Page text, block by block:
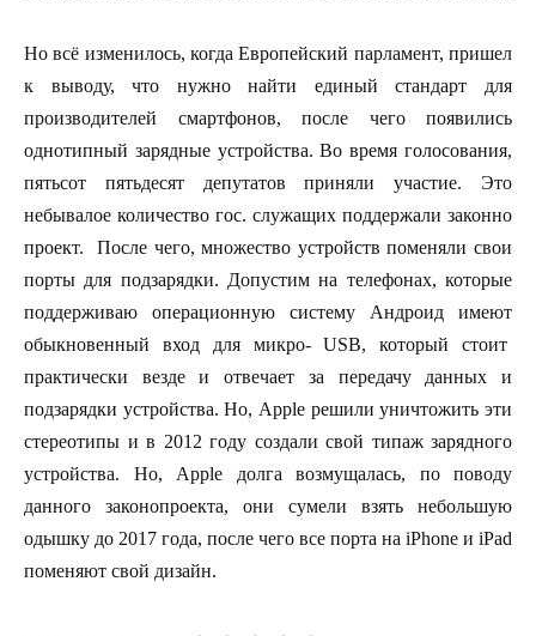
Но всё изменилось, когда Европейский парламент, пришел
к выводу, что нужно найти единый стандарт для
производителей смартфонов, после чего появились
однотипный зарядные устройства. Во время голосования,
пятьсот пятьдесят депутатов приняли участие. Это
небывалое количество гос. служащих поддержали законно
проект. После чего, множество устройств поменяли свои
порты для подзарядки. Допустим на телефонах, которые
поддерживаю операционную систему Андроид имеют
обыкновенный вход для микро-USB, который стоит
практически везде и отвечает за передачу данных и
подзарядки устройства. Но, Apple решили уничтожить эти
стереотипы и в 2012 году создали свой типаж зарядного
устройства. Но, Apple долга возмущалась, по поводу
данного законопроекта, они сумели взять небольшую
одышку до 2017 года, после чего все порта на iPhone и iPad
поменяют свой дизайн.